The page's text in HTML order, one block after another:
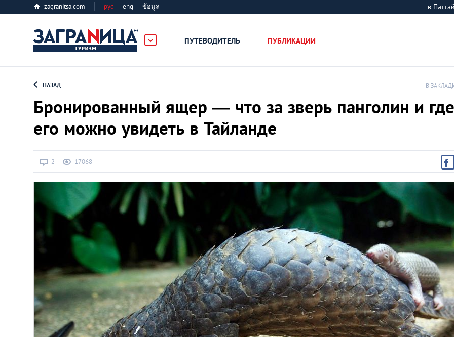
zagranitsa.com рус eng ข้อมูล в
ПУТЕВОДИТЕЛЬ ПУБЛИКАЦИИ
Алматы
Афины
Киев
Лондон
Лос-Анджелес
Москва
НАЗАД В
Бронированный ящер — что за зверь панголин и где
его можно увидеть в Тайланде
2 17068